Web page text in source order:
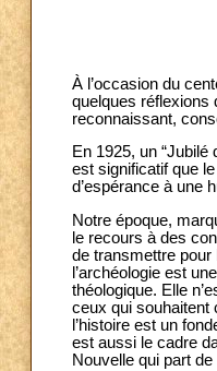
À l’occasion du
quelques réflexions
reconnaissant,
En 1925, un
est significatif que
d’espérance à une
Notre époque,
le recours à des
de transmettre pour
l’archéologie est
théologique. Elle
ceux qui souhaitent
l’histoire est un
est aussi le cadre
Nouvelle qui part